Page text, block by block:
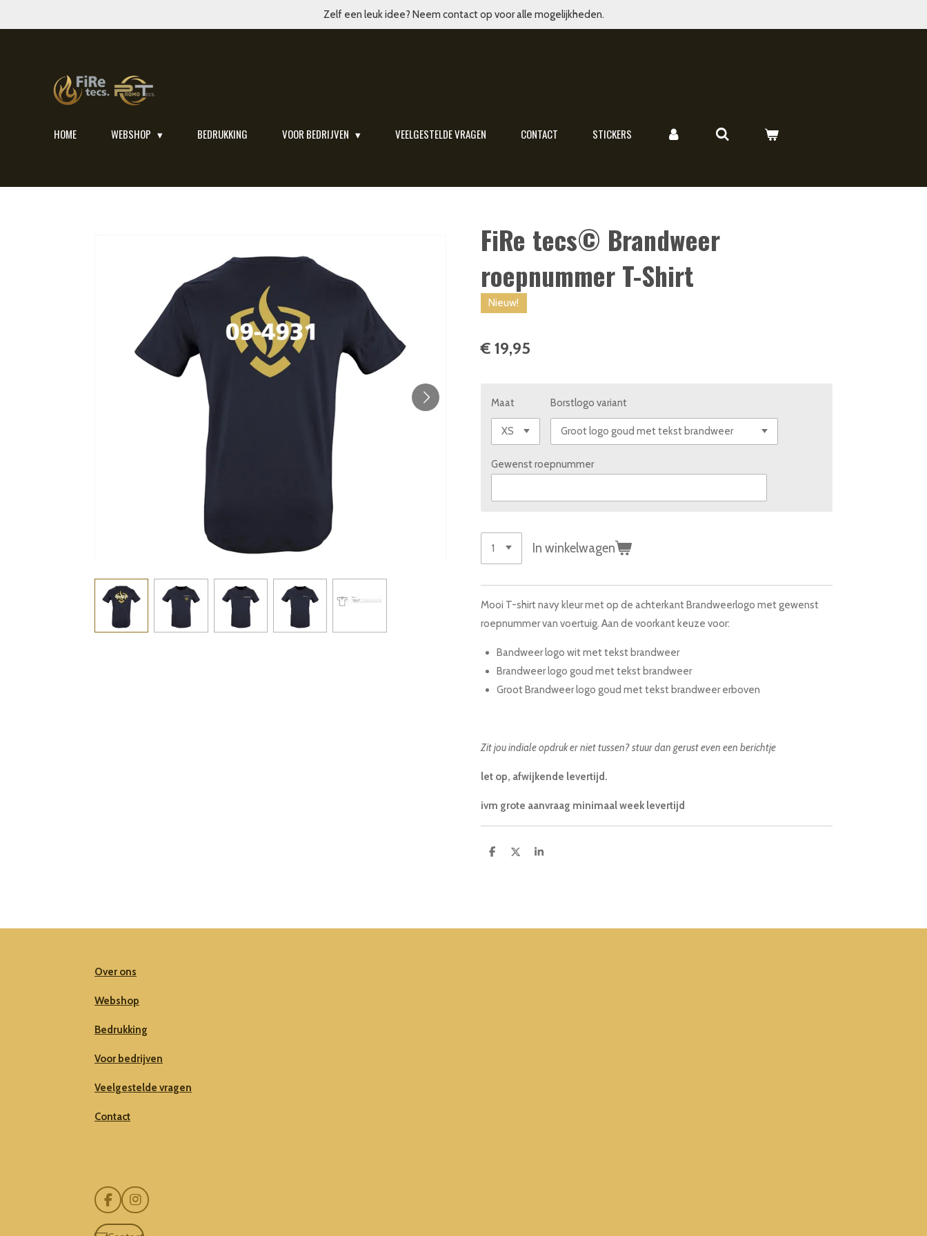
hoofdinhoud
Zelf een leuk idee? Neem contact op voor alle mogelijkheden.
HOME WEBSHOP BEDRUKKING VOOR BEDRIJVEN VEELGESTELDE VRAGEN CONTACT STICKERS
FiRe tecs© Brandweer
roepnummer T-Shirt
Nieuw!
€ 19,95
Maat Borstlogo variant
Gewenst roepnummer
In winkelwagen
Mooi T-shirt navy kleur met op de achterkant Brandweerlogo met gewenst
roepnummer van voertuig. Aan de voorkant keuze voor:
Bandweer logo wit met tekst brandweer
Brandweer logo goud met tekst brandweer
Groot Brandweer logo goud met tekst brandweer erboven
Zit jou indiale opdruk er niet tussen? stuur dan gerust even een berichtje
let op, afwijkende levertijd.
ivm grote aanvraag minimaal week levertijd
D
D
S
Over ons
Webshop
Bedrukking
Voor bedrijven
Veelgestelde vragen
Contact
F
a
c
I
n
s